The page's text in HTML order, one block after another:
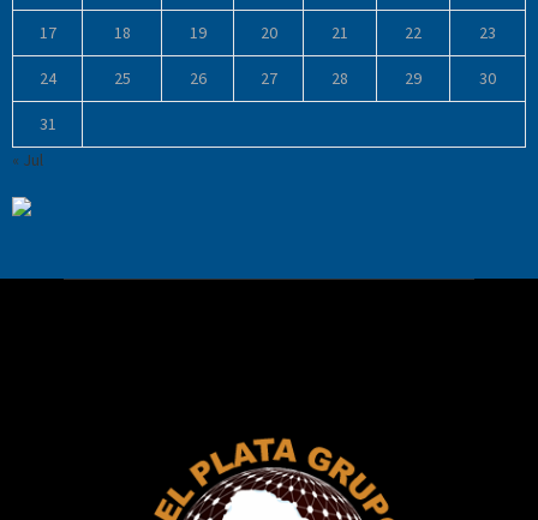
17 18 19 20 21 22 23
24 25 26 27 28 29 30
31
« Jul